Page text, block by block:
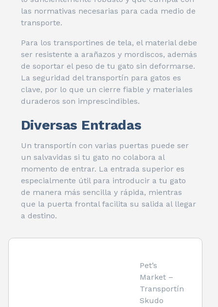
las normativas necesarias para cada medio de
transporte.
Para los transportines de tela, el material debe
ser resistente a arañazos y mordiscos, además
de soportar el peso de tu gato sin deformarse.
La seguridad del transportín para gatos es
clave, por lo que un cierre fiable y materiales
duraderos son imprescindibles.
Diversas Entradas
Un transportín con varias puertas puede ser
un salvavidas si tu gato no colabora al
momento de entrar. La entrada superior es
especialmente útil para introducir a tu gato
de manera más sencilla y rápida, mientras
que la puerta frontal facilita su salida al llegar
a destino.
Pet’s
Market –
Transportín
Skudo